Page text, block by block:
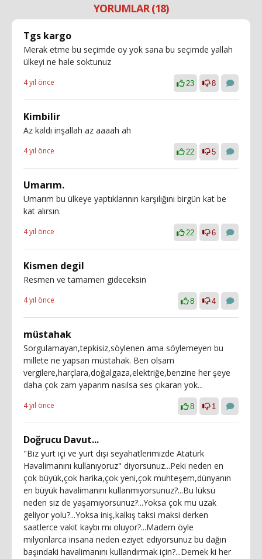
YORUMLAR (18)
Tgs kargo
Merak etme bu seçimde oy yok sana bu seçimde yallah
ülkeyi ne hale soktunuz
4 yıl önce 23 8
Kimbilir
Az kaldı inşallah az aaaah ah
4 yıl önce 22 5
Umarım.
Umarım bu ülkeye yaptıklarının karşılığını birgün kat be
kat alırsın.
4 yıl önce 22 6
Kismen degil
Resmen ve tamamen gideceksin
4 yıl önce 8 4
müstahak
Sorgulamayan,tepkisiz,söylenen ama söylemeyen bu
millete ne yapsan müstahak. Ben olsam
vergilere,harçlara,doğalgaza,elektriğe,benzine her şeye
daha çok zam yaparım nasılsa ses çıkaran yok...
4 yıl önce 8 1
Doğrucu Davut...
"Biz yurt içi ve yurt dışı seyahatlerimizde Atatürk
Havalimanını kullanıyoruz" diyorsunuz...Peki neden en
çok büyük,çok harika,çok yeni,çok muhteşem,dünyanın
en büyük havalimanını kullanmıyorsunuz?...Bu lüksü
neden siz de yaşamıyorsunuz?...Yoksa çok mu uzak
geliyor yolu?...Yoksa iniş,kalkış taksi maksi derken
saatlerce vakit kaybı mı oluyor?...Madem öyle
milyonlarca insana neden eziyet ediyorsunuz bu dağın
başındaki havalimanını kullandırmak için?...Demek ki her